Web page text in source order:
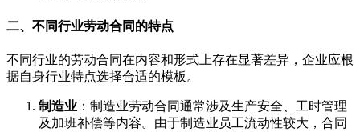
二、不同行业劳动合同的特点
不同行业的劳动合同在内容和形式上存在显著差异，企业应根
据自身行业特点选择合适的模板。
制造业 ：制造业劳动合同通常涉及生产安全、工时管理
及加班补偿等内容。由于制造业员工流动性较大，合同